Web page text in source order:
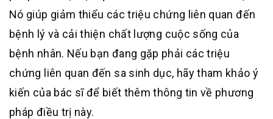
Nó giúp giảm thiểu các triệu chứng liên quan đến
bệnh lý và cải thiện chất lượng cuộc sống của
bệnh nhân. Nếu bạn đang gặp phải các triệu
chứng liên quan đến sa sinh dục, hãy tham khảo ý
kiến của bác sĩ để biết thêm thông tin về phương
pháp điều trị này.